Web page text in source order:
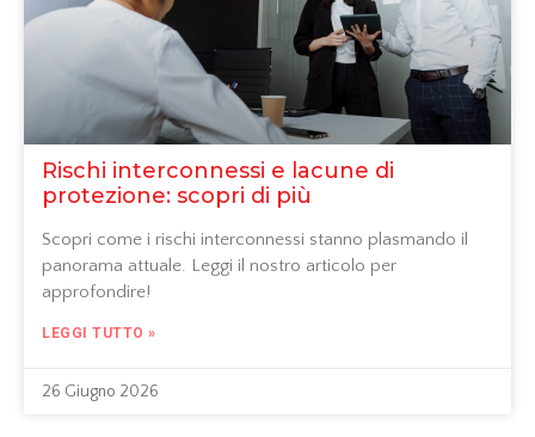
Rischi interconnessi e lacune di
protezione: scopri di più
Scopri come i rischi interconnessi stanno plasmando il
panorama attuale. Leggi il nostro articolo per
approfondire!
LEGGI TUTTO »
26 Giugno 2026